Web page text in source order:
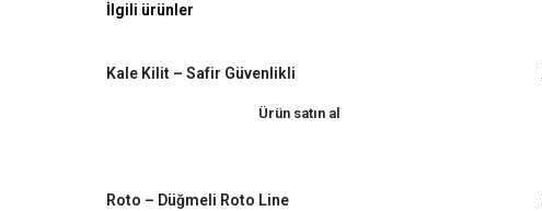
İlgili ürünler
Kale Kilit – Safir Güvenlikli
Ürün satın al
Roto – Düğmeli Roto Line